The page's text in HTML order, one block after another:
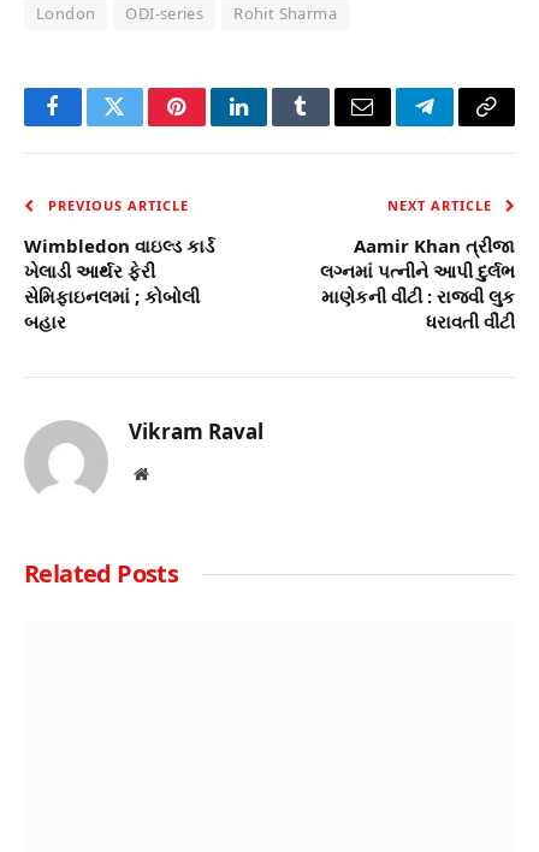
London ODI-series Rohit Sharma
FacebookTwitterPinterestLinkedInTumblrEmail TelegramCopy
PREVIOUS ARTICLE
Wimbledon વાઇલ્ડ કાર્ડ
ખેલાડી આર્થર ફેરી
સેમિફાઇનલમાં ; કોબોલી
બહાર
NEXT ARTICLE
Aamir Khan ત્રીજા
લગ્નમાં પત્નીને આપી દુર્લભ
માણેકની વીંટી : રાજવી લુક
ધરાવતી વીંટી
Vikram Raval
Website
Related Posts